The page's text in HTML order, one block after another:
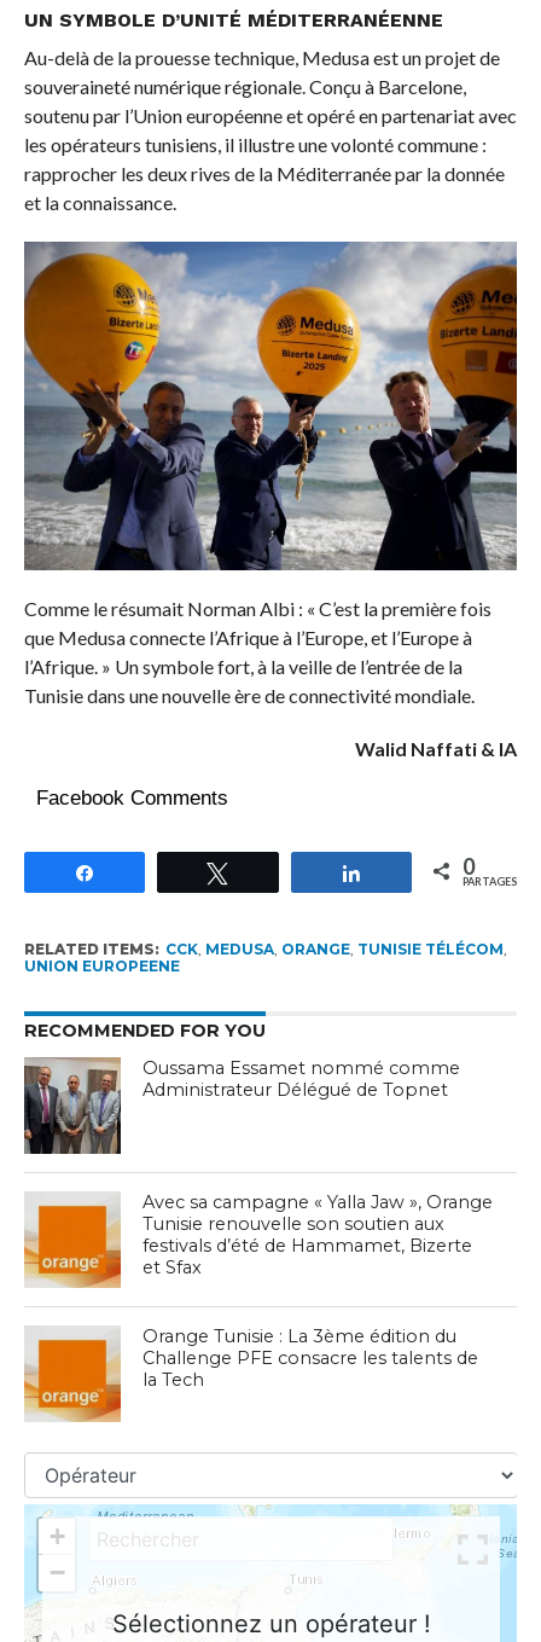
UN SYMBOLE D’UNITÉ MÉDITERRANÉENNE
Au-delà de la prouesse technique, Medusa est un projet de
souveraineté numérique régionale. Conçu à Barcelone,
soutenu par l’Union européenne et opéré en partenariat avec
les opérateurs tunisiens, il illustre une volonté commune :
rapprocher les deux rives de la Méditerranée par la donnée
et la connaissance.
Comme le résumait Norman Albi : « C’est la première fois
que Medusa connecte l’Afrique à l’Europe, et l’Europe à
l’Afrique. » Un symbole fort, à la veille de l’entrée de la
Tunisie dans une nouvelle ère de connectivité mondiale.
Walid Naffati & IA
Facebook Comments
Partagez 0
PARTAGES
RELATED ITEMS: CCK, MEDUSA, ORANGE, TUNISIE TÉLÉCOM
UNION EUROPEENE
RECOMMENDED FOR YOU
Oussama Essamet nommé comme
Administrateur Délégué de Topnet
Avec sa campagne « Yalla Jaw », Orange
Tunisie renouvelle son soutien aux
festivals d’été de Hammamet, Bizerte
et Sfax
Orange Tunisie : La 3ème édition du
Challenge PFE consacre les talents de
la Tech